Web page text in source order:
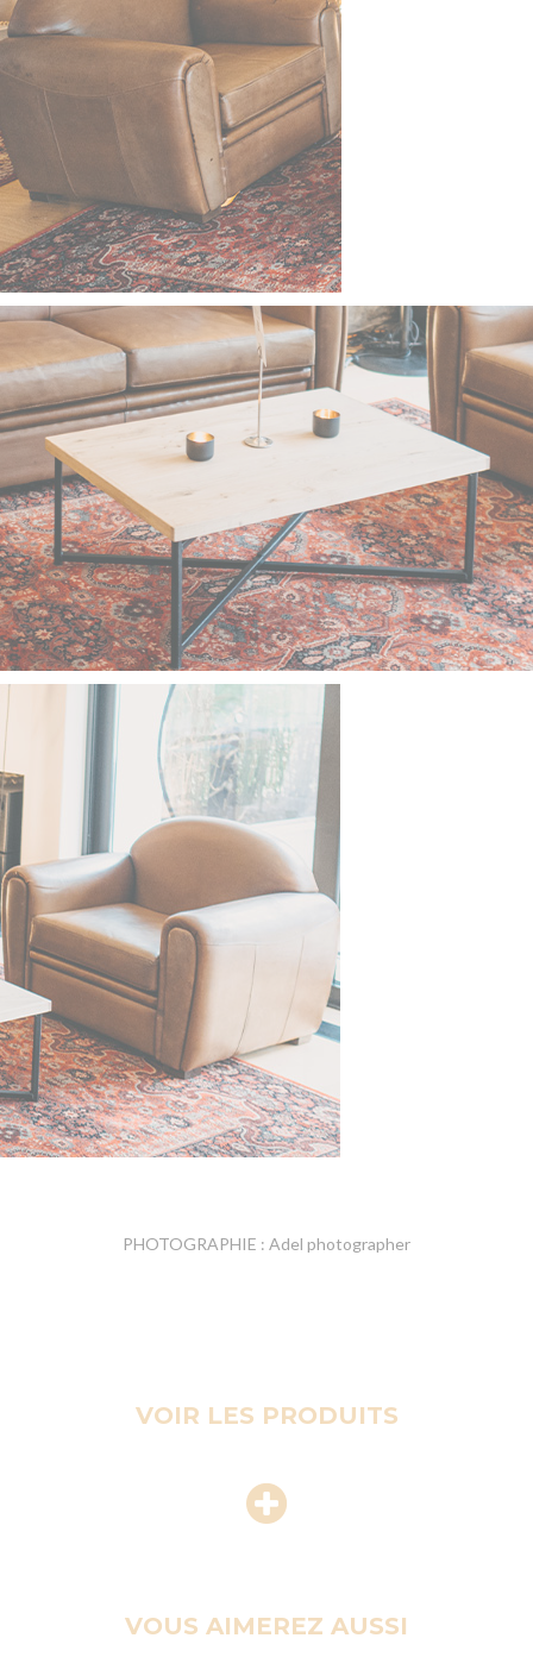
PHOTOGRAPHIE : Adel photographer
VOIR LES PRODUITS
VOUS AIMEREZ AUSSI